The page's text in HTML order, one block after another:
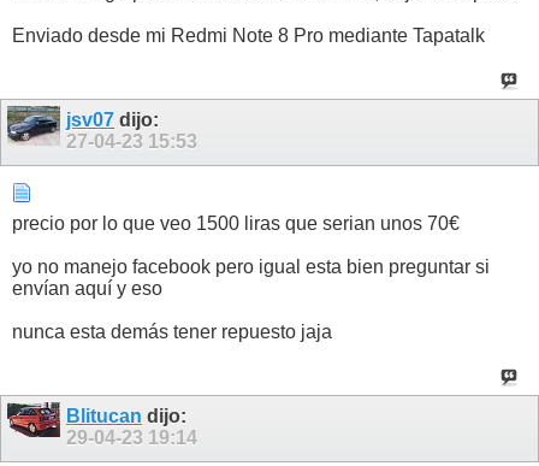
Enviado desde mi Redmi Note 8 Pro mediante Tapatalk
jsv07 dijo:
27-04-23 15:53
precio por lo que veo 1500 liras que serian unos 70€
yo no manejo facebook pero igual esta bien preguntar si
envían aquí y eso
nunca esta demás tener repuesto jaja
Blitucan dijo:
29-04-23 19:14